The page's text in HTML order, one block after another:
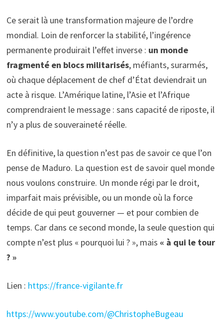
Ce serait là une transformation majeure de l’ordre
mondial. Loin de renforcer la stabilité, l’ingérence
permanente produirait l’effet inverse : un monde
fragmenté en blocs militarisés, méfiants, surarmés,
où chaque déplacement de chef d’État deviendrait un
acte à risque. L’Amérique latine, l’Asie et l’Afrique
comprendraient le message : sans capacité de riposte, il
n’y a plus de souveraineté réelle.
En définitive, la question n’est pas de savoir ce que l’on
pense de Maduro. La question est de savoir quel monde
nous voulons construire. Un monde régi par le droit,
imparfait mais prévisible, ou un monde où la force
décide de qui peut gouverner — et pour combien de
temps. Car dans ce second monde, la seule question qui
compte n’est plus « pourquoi lui ? », mais « à qui le tour
? »
Lien : https://france-vigilante.fr
https://www.youtube.com/@ChristopheBugeau